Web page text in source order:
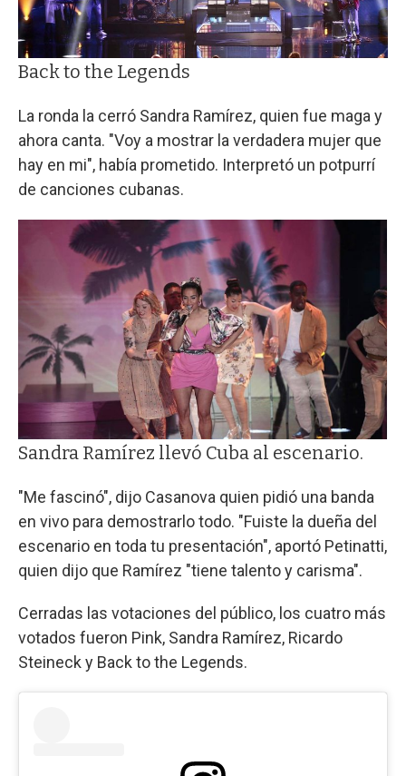
Back to the Legends
La ronda la cerró Sandra Ramírez, quien fue maga y
ahora canta. "Voy a mostrar la verdadera mujer que
hay en mi", había prometido. Interpretó un potpurrí
de canciones cubanas.
Sandra Ramírez llevó Cuba al escenario.
"Me fascinó", dijo Casanova quien pidió una banda
en vivo para demostrarlo todo. "Fuiste la dueña del
escenario en toda tu presentación", aportó Petinatti,
quien dijo que Ramírez "tiene talento y carisma".
Cerradas las votaciones del público, los cuatro más
votados fueron Pink, Sandra Ramírez, Ricardo
Steineck y Back to the Legends.